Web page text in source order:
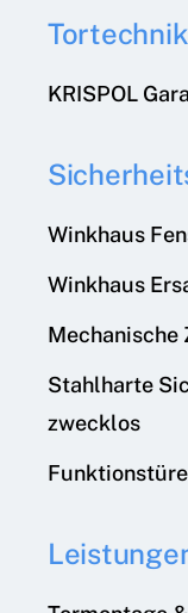
Tortechnik
KRISPOL
Winkhaus
Winkhaus
Stahlharte
zwecklos